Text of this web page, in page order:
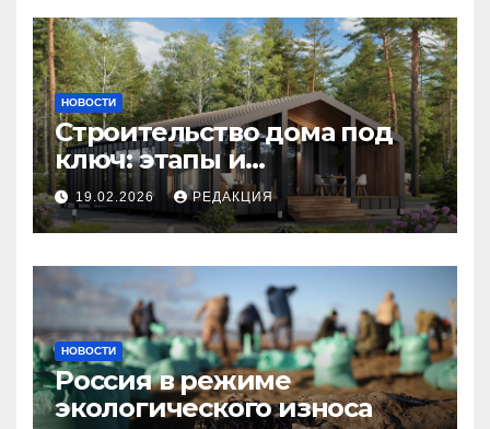
НОВОСТИ
Строительство дома под
ключ: этапы и
планирование бюджета
19.02.2026 РЕДАКЦИЯ
НОВОСТИ
Россия в режиме
экологического износа